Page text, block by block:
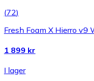
(72)
Fresh Foam X Hierro v9
1 899 kr
I lager